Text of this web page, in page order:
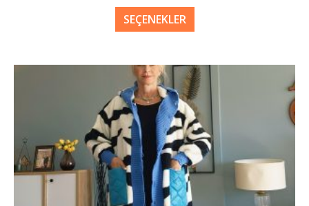
SEÇENEKLER
Bu
ürünün
birden
fazla
varyasyonu
var.
Seçenekler